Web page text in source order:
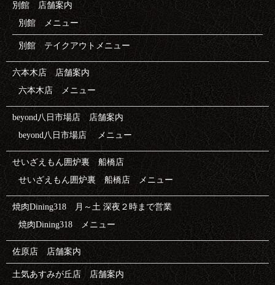
別館 店舗案内
別館 メニュー
別館 テイクアウトメニュー
六本木店 店舗案内
六本木店 メニュー
beyond八日市場店 店舗案内
beyond八日市場店 メニュー
せいざえもん囲炉裏 船橋店
せいざえもん囲炉裏 船橋店 メニュー
焼肉Dining318 月～土 深夜２時まで営業
焼肉Dining318 メニュー
佐原店 店舗案内
土気あすみが丘店 店舗案内